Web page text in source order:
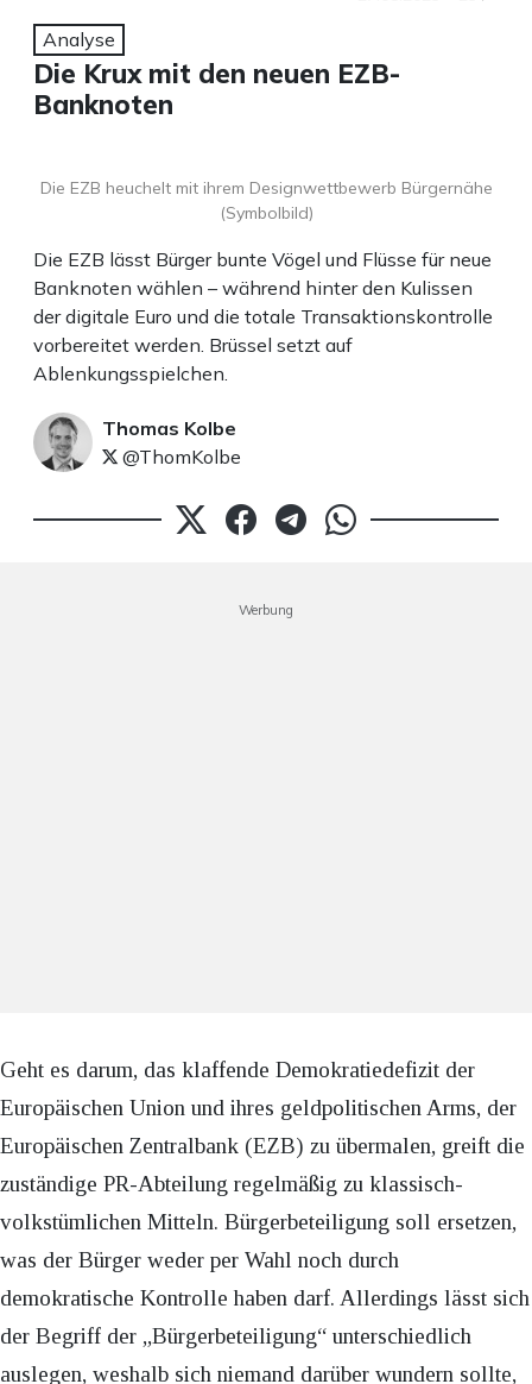
Analyse
Die Krux mit den neuen EZB-
Banknoten
Die EZB lässt Bürger bunte Vögel und Flüsse für neue
Banknoten wählen – während hinter den Kulissen
der digitale Euro und die totale Transaktionskontrolle
vorbereitet werden. Brüssel setzt auf
Ablenkungsspielchen.
Thomas Kolbe
@ThomKolbe
Die EZB heuchelt mit ihrem Designwettbewerb Bürgernähe
(Symbolbild)
Werbung
Geht es darum, das klaffende Demokratiedefizit der
Europäischen Union und ihres geldpolitischen Arms, der
Europäischen Zentralbank (EZB) zu übermalen, greift die
zuständige PR-Abteilung regelmäßig zu klassisch-
volkstümlichen Mitteln. Bürgerbeteiligung soll ersetzen,
was der Bürger weder per Wahl noch durch
demokratische Kontrolle haben darf. Allerdings lässt sich
der Begriff der „Bürgerbeteiligung“ unterschiedlich
auslegen, weshalb sich niemand darüber wundern sollte,